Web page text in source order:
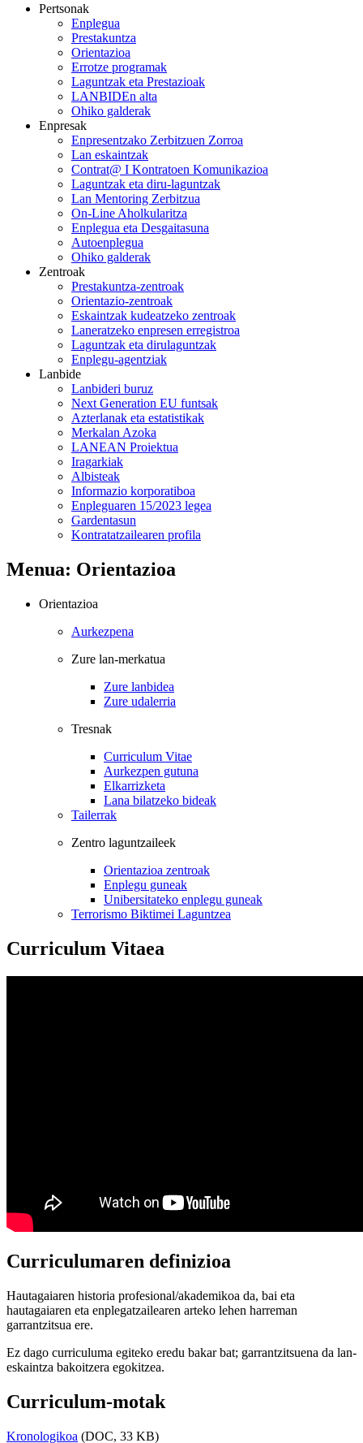
Pertsonak
Enplegua
Prestakuntza
Orientazioa
Errotze programak
Laguntzak eta Prestazioak
LANBIDEn alta
Ohiko galderak
Enpresak
Enpresentzako Zerbitzuen Zorroa
Lan eskaintzak
Contrat@ I Kontratoen Komunikazioa
Laguntzak eta diru-laguntzak
Lan Mentoring Zerbitzua
On-Line Aholkularitza
Enplegua eta Desgaitasuna
Autoenplegua
Ohiko galderak
Zentroak
Prestakuntza-zentroak
Orientazio-zentroak
Eskaintzak kudeatzeko zentroak
Laneratzeko enpresen erregistroa
Laguntzak eta dirulaguntzak
Enplegu-agentziak
Lanbide
Lanbideri buruz
Next Generation EU funtsak
Azterlanak eta estatistikak
Merkalan Azoka
LANEAN Proiektua
Iragarkiak
Albisteak
Informazio korporatiboa
Enpleguaren 15/2023 legea
Gardentasun
Kontratatzailearen profila
Menua: Orientazioa
Orientazioa
Aurkezpena
Zure lan-merkatua
Zure lanbidea
Zure udalerria
Tresnak
Curriculum Vitae
Aurkezpen gutuna
Elkarrizketa
Lana bilatzeko bideak
Tailerrak
Zentro laguntzaileek
Orientazioa zentroak
Enplegu guneak
Unibersitateko enplegu guneak
Terrorismo Biktimei Laguntzea
Curriculum Vitaea
Curriculumaren definizioa
Hautagaiaren historia profesional/akademikoa da, bai eta
hautagaiaren eta enplegatzailearen arteko lehen harreman
garrantzitsua ere.
Ez dago curriculuma egiteko eredu bakar bat; garrantzitsuena da lan-
eskaintza bakoitzera egokitzea.
Curriculum-motak
Kronologikoa (DOC, 33 KB)